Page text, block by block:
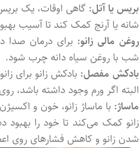
بریس یا آتل: گاهی اوقات، یک بریس
شانه یا آرنج کمک کند تا آسیب
روغن مالی زانو: برای درمان صدا
شب با روغن سیاه دانه چرب شود.
بادکش مفصل: بادکش زانو برای
البته اگر ورم وجود داشته باشد،
ماساژ: با ماساژ زانو، خون و
زانو کمک می‌کند تا خود را بهبود
شدن زانو و کاهش فشارهای روی